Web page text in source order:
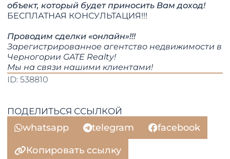
объект, который будет приносить Вам доход!
БЕСПЛАТНАЯ КОНСУЛЬТАЦИЯ!!!
Проводим сделки «онлайн»!!!
Зарегистрированное агентство недвижимости в
Черногории GATE Realty!
​​​​​​​Мы на связи нашими клиентами!
ID: 538810
ПОДЕЛИТЬСЯ ССЫЛКОЙ
whatsapp telegram
facebook
Копировать ссылку